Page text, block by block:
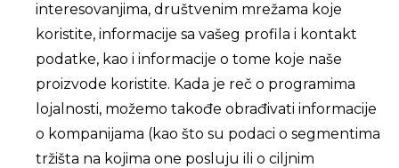
interesovanjima, društvenim mrežama koje
koristite, informacije sa vašeg profila i kontakt
podatke, kao i informacije o tome koje naše
proizvode koristite. Kada je reč o programima
lojalnosti, možemo takođe obrađivati informacije
o kompanijama (kao što su podaci o segmentima
tržišta na kojima one posluju ili o ciljnim